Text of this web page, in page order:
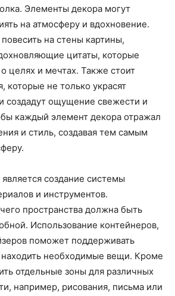
Элементы декора могут
на атмосферу и вдохновение.
на стены картины,
цитаты, которые
целях и мечтах. Также стоит
которые не только украсят
создадут ощущение свежести и
каждый элемент декора отражал
и стиль, создавая тем самым
создание системы
и инструментов.
пространства должна быть
Использование контейнеров,
поможет поддерживать
необходимые вещи. Кроме
отдельные зоны для различных
например, рисования, письма или